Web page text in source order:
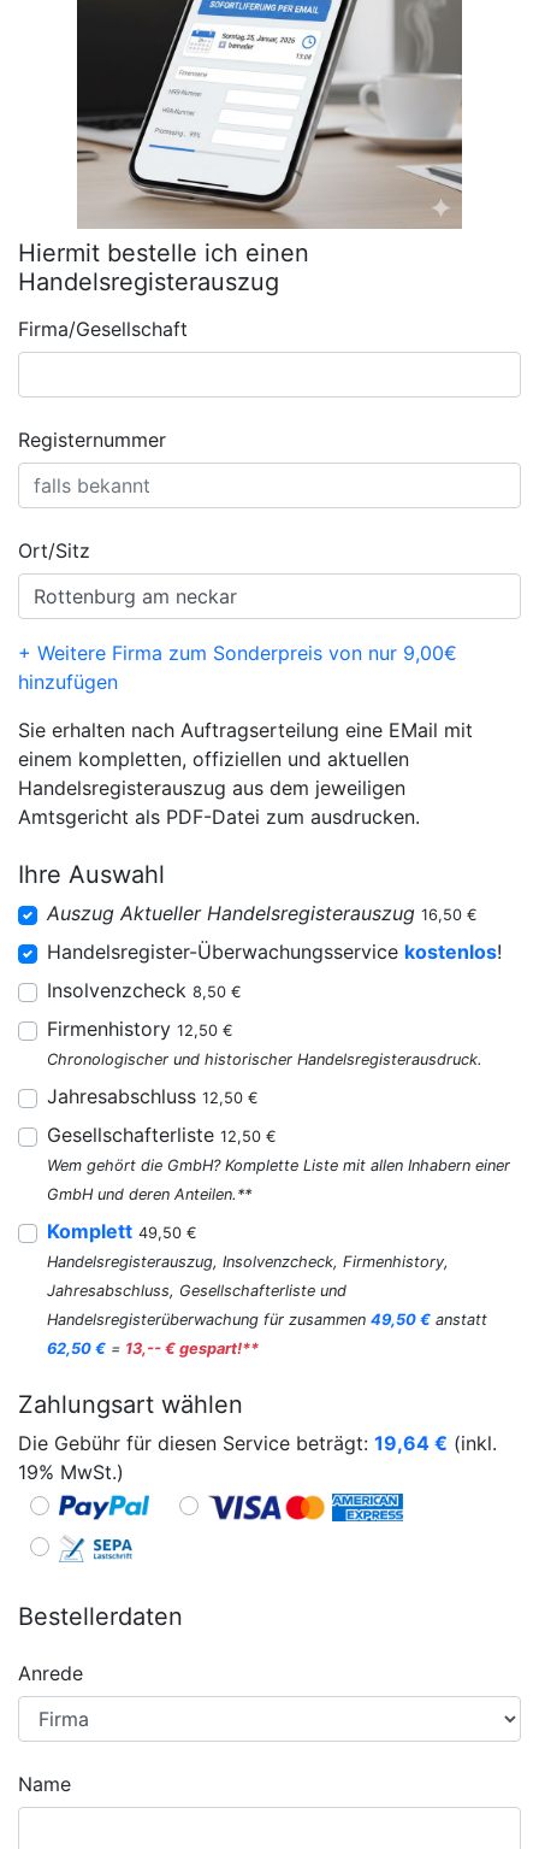
Hiermit bestelle ich einen
Handelsregisterauszug
Firma/Gesellschaft
Registernummer
Ort/Sitz
+ Weitere Firma zum Sonderpreis von nur 9,00€
hinzufügen
Sie erhalten nach Auftragserteilung eine EMail mit
einem kompletten, offiziellen und aktuellen
Handelsregisterauszug aus dem jeweiligen
Amtsgericht als PDF-Datei zum ausdrucken.
Ihre Auswahl
Auszug Aktueller Handelsregisterauszug 16,50 €
Handelsregister-Überwachungsservice kostenlos!
Insolvenzcheck 8,50 €
Firmenhistory 12,50 €
Chronologischer und historischer Handelsregisterausdruck.
Jahresabschluss 12,50 €
Gesellschafterliste 12,50 €
Wem gehört die GmbH? Komplette Liste mit allen Inhabern einer
GmbH und deren Anteilen.**
Komplett 49,50 €
Handelsregisterauszug, Insolvenzcheck, Firmenhistory,
Jahresabschluss, Gesellschafterliste und
Handelsregisterüberwachung für zusammen 49,50 € anstatt
62,50 € = 13,-- € gespart!**
Zahlungsart wählen
Die Gebühr für diesen Service beträgt: 19,64 € (inkl.
19% MwSt.)
Bestellerdaten
Anrede
Name